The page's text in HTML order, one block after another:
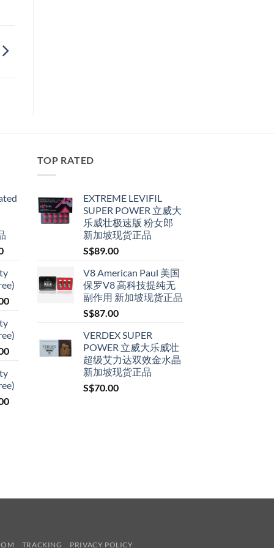
Price
S$79.00
through
S$399.00
Price
through
S$209.00
Price
through
S$209.00
Price
TOP RATED
EXTREME LEVIFIL
SUPER POWER 立威大
乐威壮极速版 粉女郎
新加坡现货正品
S$89.00
V8 American Paul 美国
保罗V8 高科技提纯无
副作用 新加坡现货正品
S$87.00
VERDEX SUPER
POWER 立威大乐威壮
超级艾力达双效金水晶
新加坡现货正品
S$70.00
TRACKING PRIVACY POLICY